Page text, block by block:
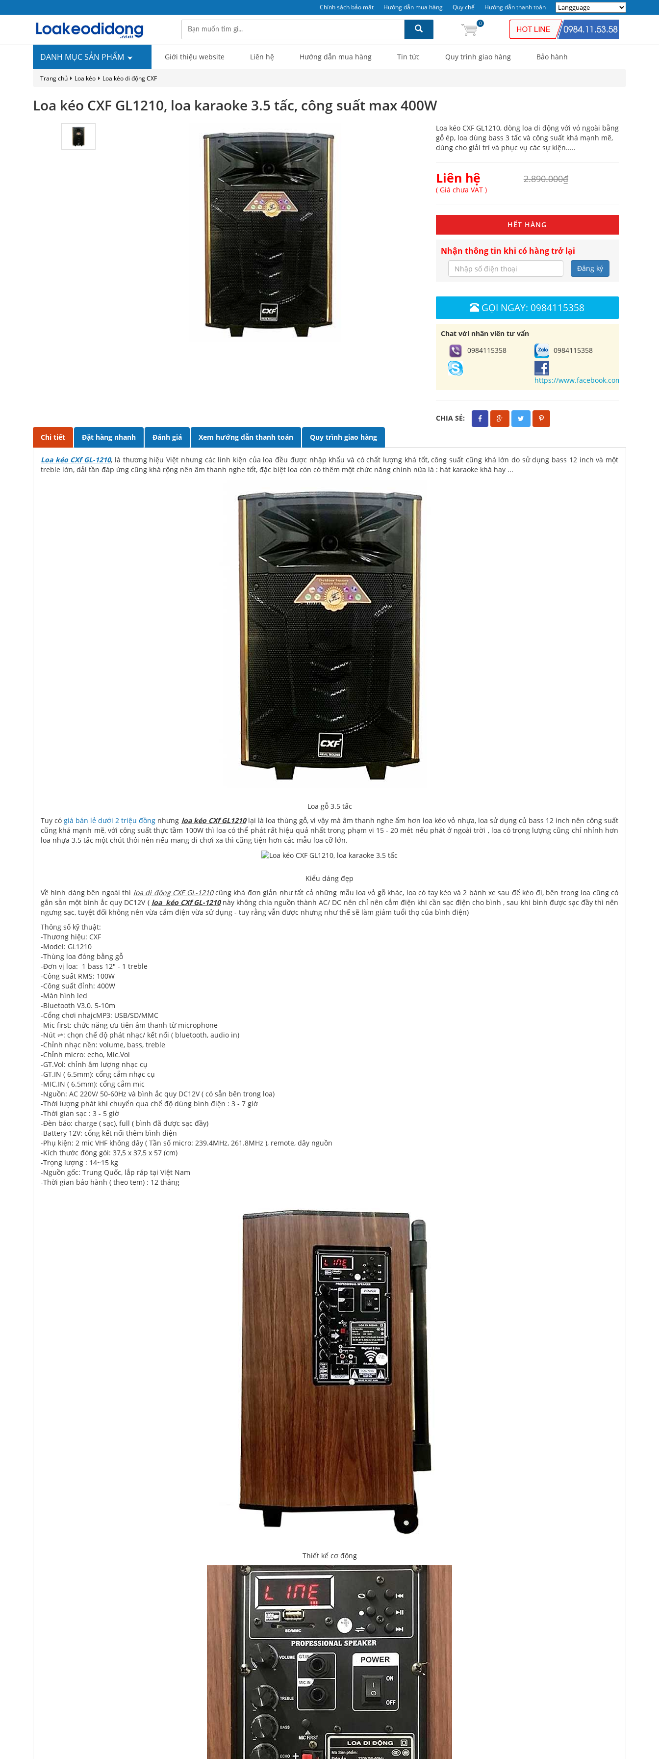
Chính sách bảo mật Hướng dẫn mua hàng Quy chế Hướng dẫn thanh toán
0
DANH MỤC SẢN PHẨM Giới thiệu website Liên hệ Hướng dẫn mua hàng Tin tức Quy trình giao hàng Bảo hành
Trang chủ Loa kéo Loa kéo di động CXF
Loa kéo CXF GL1210, loa karaoke 3.5 tấc, công suất max 400W
Loa kéo CXF GL1210, dòng loa di động với vỏ ngoài bằng
gỗ ép, loa dùng bass 3 tấc và công suất khá mạnh mẽ,
dùng cho giải trí và phục vụ các sự kiện.....
Liên hệ 2.890.000₫
( Giá chưa VAT )
HẾT HÀNG
Nhận thông tin khi có hàng trở lại
Đăng ký
GỌI NGAY: 0984115358
Chat với nhân viên tư vấn
0984115358
0984115358
https://www.facebook.com/
CHIA SẺ:
Chi tiết Đặt hàng nhanh Đánh giá Xem hướng dẫn thanh toán Quy trình giao hàng
Loa kéo CXf GL-1210, là thương hiệu Việt nhưng các linh kiện của loa đều được nhập khẩu và có chất lượng khá tốt, công suất cũng khá lớn do sử dụng bass 12 inch và một
treble lớn, dải tần đáp ứng cũng khá rộng nên âm thanh nghe tốt, đặc biệt loa còn có thêm một chức năng chính nữa là : hát karaoke khá hay ...
Loa gỗ 3.5 tấc
Tuy cógiá bán lẻ dưới 2 triệu đồng nhưng loa kéo CXf GL1210lại là loa thùng gỗ, vì vậy mà âm thanh nghe ấm hơn loa kéo vỏ nhựa, loa sử dụng củ bass 12 inch nên công suất
cũng khá mạnh mẽ, với công suất thực tầm 100W thì loa có thể phát rất hiệu quả nhất trong phạm vi 15 - 20 mét nếu phát ở ngoài trời , loa có trọng lượng cũng chỉ nhỉnh hơn
loa nhựa 3.5 tấc một chút thôi nên nếu mang đi chơi xa thì cũng tiện hơn các mẫu loa cỡ lớn.
Kiểu dáng đẹp
Về hình dáng bên ngoài thì loa di động CXF GL-1210cũng khá đơn giản như tất cả những mẫu loa vỏ gỗ khác, loa có tay kéo và 2 bánh xe sau để kéo đi, bên trong loa cũng có
gắn sẵn một bình ắc quy DC12V ( loa kéo CXf GL-1210này không chia nguồn thành AC/ DC nên chỉ nên cắm điện khi cần sạc điện cho bình , sau khi bình được sạc đầy thì nên
ngưng sạc, tuyệt đối không nên vừa cắm điện vừa sử dụng - tuy rằng vẫn được nhưng như thế sẽ làm giảm tuổi thọ của bình điện)
Thông số kỹ thuật:
-Thương hiệu: CXF
-Model: GL1210
-Thùng loa đóng bằng gỗ
-Đơn vị loa: 1 bass 12" - 1 treble
-Công suất RMS: 100W
-Công suất đỉnh: 400W
-Màn hình led
-Bluetooth V3.0. 5-10m
-Cổng chơi nhajcMP3: USB/SD/MMC
-Mic first: chức năng ưu tiên âm thanh từ microphone
-Nút ⇌: chọn chế độ phát nhạc/ kết nối ( bluetooth, audio in)
-Chỉnh nhạc nền: volume, bass, treble
-Chỉnh micro: echo, Mic.Vol
-GT.Vol: chỉnh âm lượng nhạc cụ
-GT.IN ( 6.5mm): cổng cắm nhạc cụ
-MIC.IN ( 6.5mm): cổng cắm mic
-Nguồn: AC 220V/ 50-60Hz và bình ắc quy DC12V ( có sẵn bên trong loa)
-Thời lượng phát khi chuyển qua chế độ dùng bình điện : 3 - 7 giờ
-Thời gian sạc : 3 - 5 giờ
-Đèn báo: charge ( sạc), full ( bình đã được sạc đầy)
-Battery 12V: cổng kết nối thêm bình điện
-Phụ kiện: 2 mic VHF không dây ( Tần số micro: 239.4MHz, 261.8MHz ), remote, dây nguồn
-Kích thước đóng gói: 37,5 x 37,5 x 57 (cm)
-Trọng lượng : 14~15 kg
-Nguồn gốc: Trung Quốc, lắp ráp tại Việt Nam
-Thời gian bảo hành ( theo tem) : 12 tháng
Thiết kế cơ động